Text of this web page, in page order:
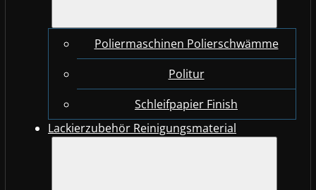
Poliermaschinen Polierschwämme
Politur
Schleifpapier Finish
Lackierzubehör Reinigungsmaterial